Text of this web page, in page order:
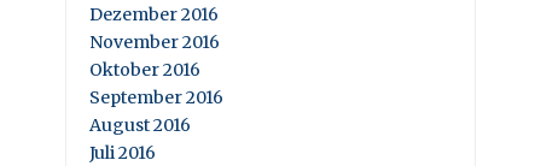
Dezember 2016
November 2016
Oktober 2016
September 2016
August 2016
Juli 2016